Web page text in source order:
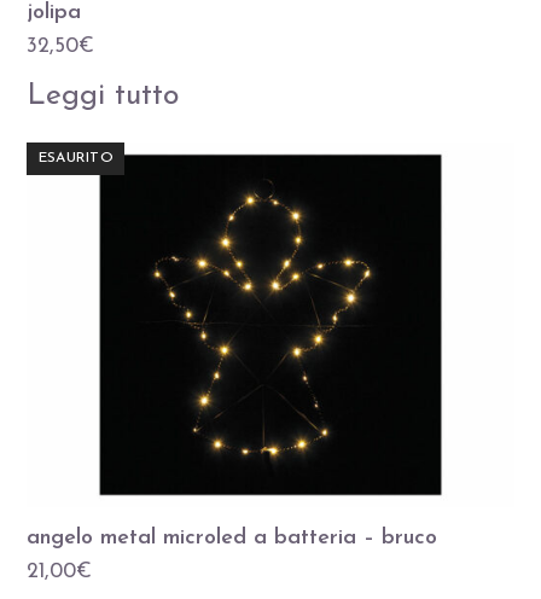
jolipa
32,50€
Leggi tutto
ESAURITO
angelo metal microled a batteria – bruco
21,00€